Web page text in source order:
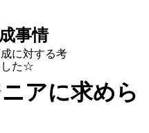
事情
に対する考
した☆
アに求めら